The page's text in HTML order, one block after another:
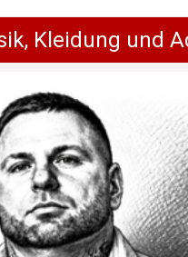
Kleidung und